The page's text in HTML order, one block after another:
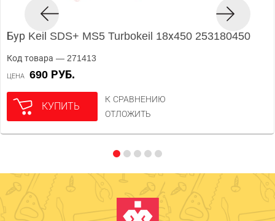
Бур Keil SDS+ MS5 Turbokeil 18х450 253180450
Код товара — 271413
ЦЕНА 690 РУБ.
КУПИТЬ
К СРАВНЕНИЮ
ОТЛОЖИТЬ